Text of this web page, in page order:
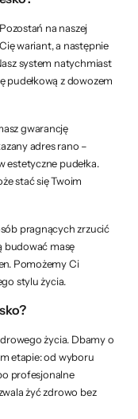
na naszej
wariant, a następnie
system natychmiast
pudełkową z dowozem
gwarancję
adres rano –
estetyczne pudełka.
stać się Twoim
pragnących zrzucić
budować masę
Pomożemy Ci
stylu życia.
życia. Dbamy o
etapie: od wyboru
profesjonalne
żyć zdrowo bez